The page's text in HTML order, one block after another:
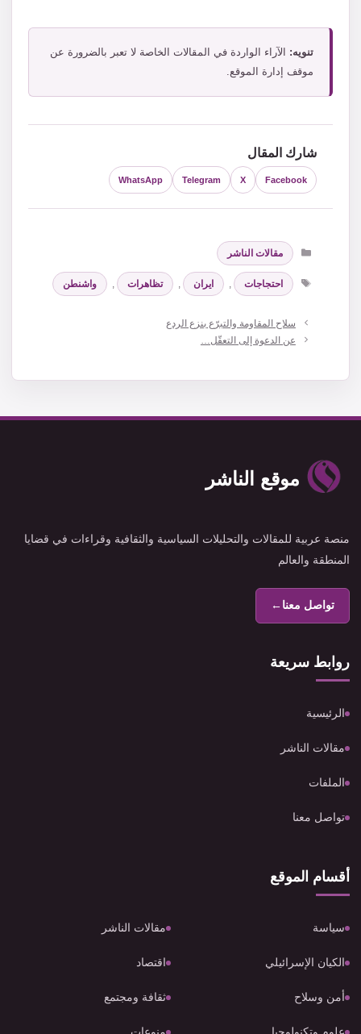
تنويه: الآراء الواردة في المقالات الخاصة لا تعبر بالضرورة عن
موقف إدارة الموقع.
شارك المقال
Facebook
X
Telegram
WhatsApp
التصنيفات
مقالات الناشر
الوسوم
احتجاجات ايران تظاهرات واشنطن
سلاح المقاومة والتبرّع بنزع الردع
عن الدعوة إلى التعقّل…
موقع الناشر
منصة عربية للمقالات والتحليلات السياسية والثقافية وقراءات في قضايا
المنطقة والعالم
تواصل معنا←
روابط سريعة
الرئيسية
مقالات الناشر
الملفات
تواصل معنا
أقسام الموقع
سياسة مقالات الناشر
الكيان الإسرائيلي اقتصاد
أمن وسلاح ثقافة ومجتمع